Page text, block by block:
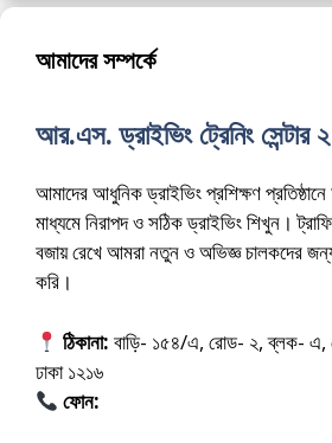
আমাদের সম্পর্কে
আর.এস. ড্রাইভিং ট্রেনিং সেন্টার ২
আমাদের আধুনিক ড্রাইভিং প্রশিক্ষণ
মাধ্যমে নিরাপদ ও সঠিক ড্রাইভিং শিখুন।
বজায় রেখে আমরা নতুন ও অভিজ্ঞ চালকদের জন্য
করি।
ঠিকানা: বাড়ি- ১৫৪/এ, রোড- ২, ব্লক- এ,
ঢাকা ১২১৬
ফোন: